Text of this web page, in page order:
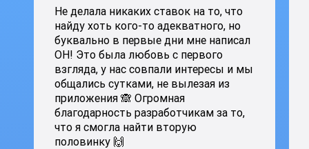
Не делала никаких ставок на то, что
найду хоть кого-то адекватного, но
буквально в первые дни мне написал
ОН! Это была любовь с первого
взгляда, у нас совпали интересы и мы
общались сутками, не вылезая из
приложения 🙈 Огромная
благодарность разработчикам за то,
что я смогла найти вторую
половинку 🙌